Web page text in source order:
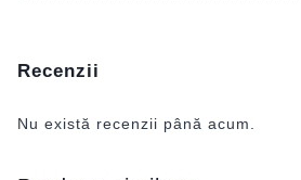
Recenzii
Nu există recenzii până acum.